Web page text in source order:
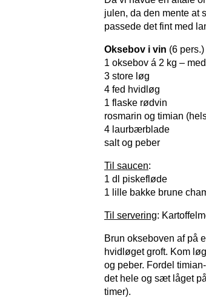
julen, da den mente at
passede det fint med
Oksebov i vin (6 pers.)
1 oksebov á 2 kg –
3 store løg
4 fed hvidløg
1 flaske rødvin
rosmarin og timian
4 laurbærblade
salt og peber
Til saucen:
1 dl piskefløde
1 lille bakke brune
Til servering:
Brun okseboven af på
hvidløget groft. Kom
og peber. Fordel
det hele og sæt låget
timer).